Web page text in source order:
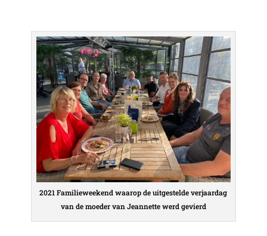
2021 Familieweekend waarop de uitgestelde verjaardag
van de moeder van Jeannette werd gevierd